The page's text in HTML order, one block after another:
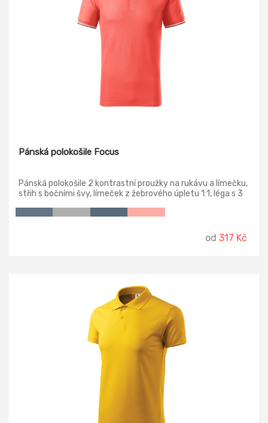
Pánská polokošile Focus
Pánská polokošile 2 kontrastní proužky na rukávu a límečku,
střih s bočními švy, límeček z žebrového úpletu 1:1, léga s 3
od 317 Kč